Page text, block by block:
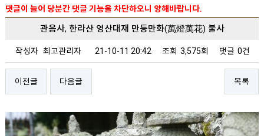
댓글이 늘어 당분간 댓글 기능을 차단하오니 양해바랍니다.
관음사, 한라산 영산대재 만등만화(萬燈萬花) 불사
작성자 최고관리자 21-10-11 20:42 조회 3,575회 댓글 0건
이전글 다음글 목록